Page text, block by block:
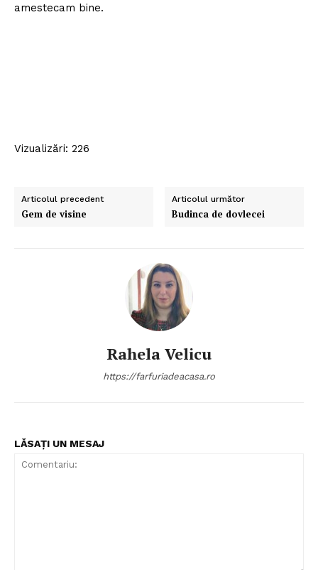
amestecam bine.
Vizualizări: 226
Articolul precedent
Gem de visine
Articolul următor
Budinca de dovlecei
Rahela Velicu
https://farfuriadeacasa.ro
LĂSAȚI UN MESAJ